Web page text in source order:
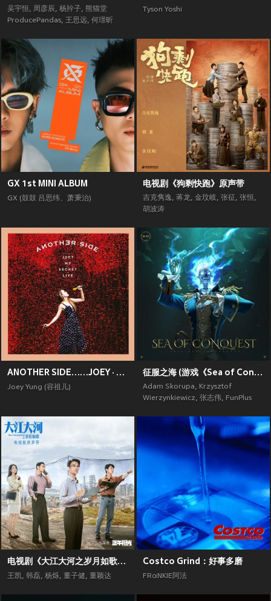
吴宇恒, 周彦辰, 杨肸子, 熊猫堂
ProducePandas, 王思远, 何璟昕
Tyson Yoshi
GX 1st MINI ALBUM
GX (鼓鼓 吕思纬、萧秉治)
电视剧《狗剩快跑》原声带
吉克隽逸, 蒋龙, 金玟岐, 张征, 张恒,
胡波涛
ANOTHER SIDE……JOEY · MY SECRET · LIVE
Joey Yung (容祖儿)
征服之海 (游戏《Sea of Conquest》原声带)
Adam Skorupa, Krzysztof
Wierzynkiewicz, 张志伟, FunPlus
电视剧《大江大河之岁月如歌》原声带
王凯, 韩磊, 杨烁, 董子健, 董颖达
Costco Grind：好事多磨
FRαNKIE阿法